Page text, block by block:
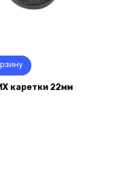
каретки 22мм